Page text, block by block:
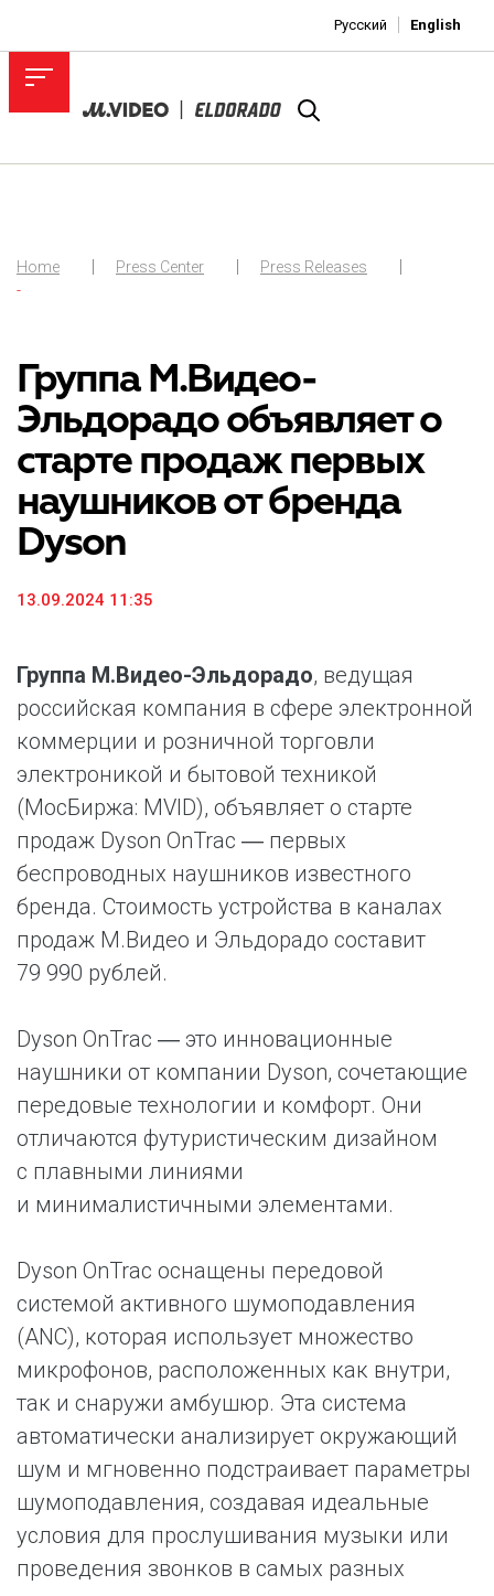
Русский English
Home Press Center
Press Releases
-
Группа М.Видео-
Эльдорадо объявляет о
старте продаж первых
наушников от бренда
Dyson
13.09.2024 11:35
Группа М.Видео-Эльдорадо, ведущая
российская компания в сфере электронной
коммерции и розничной торговли
электроникой и бытовой техникой
(МосБиржа: MVID), объявляет о старте
продаж Dyson OnTrac ― первых
беспроводных наушников известного
бренда. Стоимость устройства в каналах
продаж М.Видео и Эльдорадо составит
79 990 рублей.
Dyson OnTrac ― это инновационные
наушники от компании Dyson, сочетающие
передовые технологии и комфорт. Они
отличаются футуристическим дизайном
с плавными линиями
и минималистичными элементами.
Dyson OnTrac оснащены передовой
системой активного шумоподавления
(ANC), которая использует множество
микрофонов, расположенных как внутри,
так и снаружи амбушюр. Эта система
автоматически анализирует окружающий
шум и мгновенно подстраивает параметры
шумоподавления, создавая идеальные
условия для прослушивания музыки или
проведения звонков в самых разных